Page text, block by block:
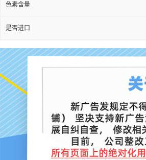
色素含量
是否进口